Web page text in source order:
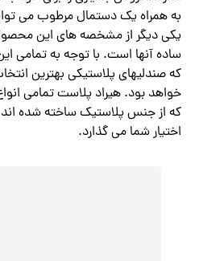
به همراه یک دستمال مرطوب می
یکی دیگر از مشخصه های این
ساده آنها است. با توجه به تمامی
که صندلیهای پلاستیکی بهترین
خواهد بود. هیراد پلاست تمامی
که از جنس پلاستیک ساخته شده اند
اختیار شما می گذارد.